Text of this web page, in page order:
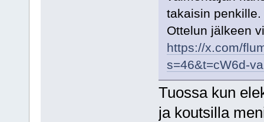
takaisin penkille.
Ottelun jälkeen
https://x.com/
s=46&t=cW6d-
Tuossa kun
ja koutsilla